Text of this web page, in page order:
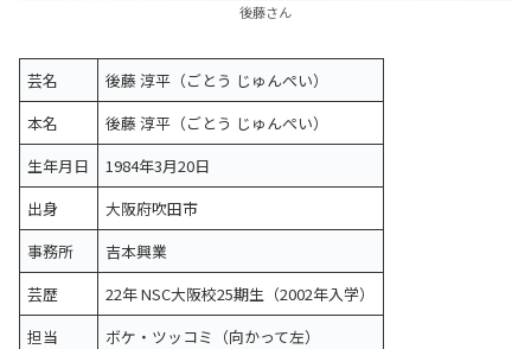
後藤さん
芸名
後藤 淳平（ごとう じゅんぺい）
本名
後藤 淳平（ごとう じゅんぺい）
生年月日
1984年3月20日
出身
大阪府吹田市
事務所
吉本興業
芸歴
22年 NSC大阪校25期生（2002年入学）
担当
ボケ・ツッコミ（向かって左）